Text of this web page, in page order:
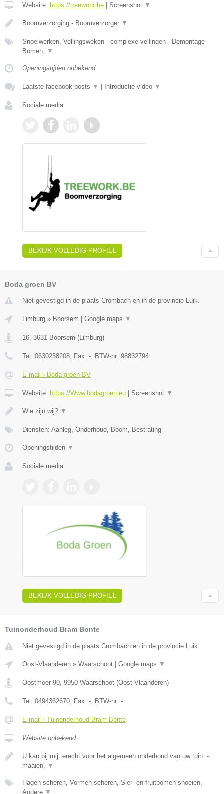
Website: https://treework.be Screenshot ▼
Boomverzorging - Boomverzorger ▼
Snoeiwerken, Vellingsweken - complexe vellingen - Demontage
Bomen,
▼
Openingstijden onbekend
Laatste facebook posts ▼ Introductie video ▼
Sociale media:
BEKIJK VOLLEDIG PROFIEL
Boda groen BV
Niet gevestigd in de plaats Crombach en in de provincie Luik.
Limburg » Boorsem Google maps ▼
16, 3631 Boorsem (Limburg)
Tel: 0630258208, Fax: -, BTW-nr: 98832794
E-mail › Boda groen BV
Website: https://Www.bodagroen.eu Screenshot ▼
Wie zijn wij? ▼
Diensten: Aanleg, Onderhoud, Boom, Bestrating
Openingstijden ▼
Sociale media:
BEKIJK VOLLEDIG PROFIEL
Tuinonderhoud Bram Bonte
Niet gevestigd in de plaats Crombach en in de provincie Luik.
Oost-Vlaanderen » Waarschoot Google maps ▼
Oostmoer 90, 9950 Waarschoot (Oost-Vlaanderen)
Tel: 0494362670, Fax: -, BTW-nr: -
E-mail › Tuinonderhoud Bram Bonte
Website onbekend
U kan bij mij terecht voor het algemeen onderhoud van uw tuin: -
maaien, ▼
Hagen scheren, Vormen scheren, Sier- en fruitbomen snoeien,
Andere ▼